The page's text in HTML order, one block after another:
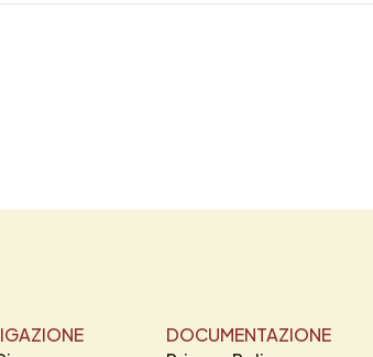
DOCUMENTAZIONE